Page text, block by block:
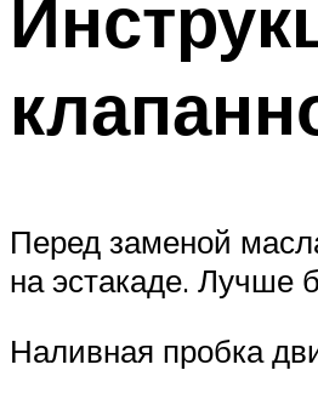
Перед заменой
на эстакаде. Лучше
Наливная пробка